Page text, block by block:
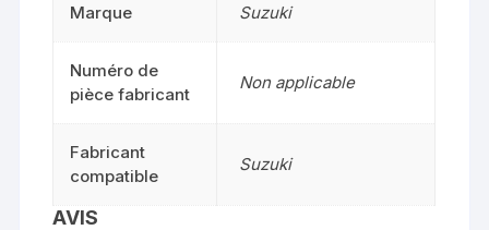
Marque Suzuki
Numéro de
pièce fabricant
Non applicable
Fabricant
compatible
Suzuki
AVIS